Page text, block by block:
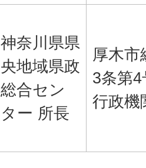
神奈川県県
央地域県政
総合セン
ター 所長
厚木市
3条第
行政機